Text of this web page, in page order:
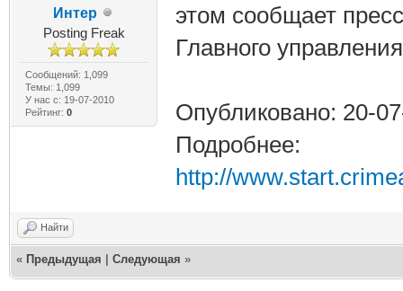
Интер
Posting Freak
Сообщений: 1,099
Темы: 1,099
У нас с: 19-07-2010
Рейтинг: 0
этом сообщает
Главного
Опубликовано: 20-
Подробнее:
http://
Найти
« Предыдущая Следующая »